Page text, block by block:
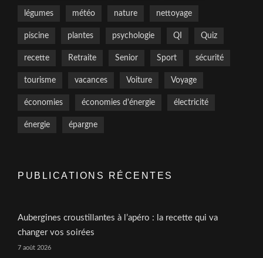
légumes météo nature nettoyage
piscine plantes psychologie QI Quiz
recette Retraite Senior Sport sécurité
tourisme vacances Voiture Voyage
économies économies d'énergie électricité
énergie épargne
PUBLICATIONS RÉCENTES
Aubergines croustillantes à l’apéro : la recette qui va
changer vos soirées
7 août 2026